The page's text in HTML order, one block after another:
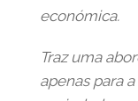
económica.
Traz uma
apenas para